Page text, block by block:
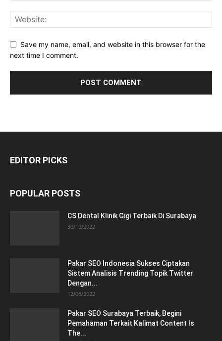
Save my name, email, and website in this browser for the
next time I comment.
EDITOR PICKS
POPULAR POSTS
CS Dental Klinik Gigi Terbaik Di Surabaya
30/10/2022
Pakar SEO Indonesia Sukses Ciptakan
Sistem Analisis Trending Topik Twitter
Dengan...
12/08/2022
Pakar SEO Surabaya Terbaik, Begini
Pemahaman Terkait Kalimat Content Is
The...